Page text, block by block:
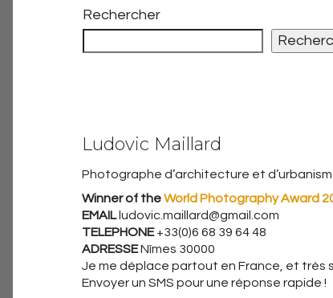
Rechercher
Ludovic Maillard
Photographe d’architecture et
Winner of theWorld Photography Award
EMAIL ludovic.maillard@gmail.com
TELEPHONE+33(0)6 68 39 64 48
ADRESSENîmes 30000
Je me déplace partout en France, et très
Envoyer un SMS pour une réponse rapide !